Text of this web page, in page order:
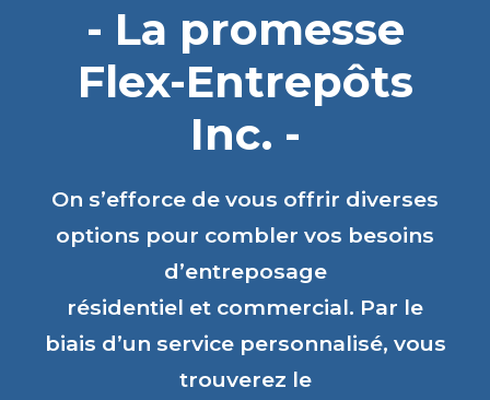
- La promesse
Flex-Entrepôts
Inc. -
On s’efforce de vous offrir diverses
options pour combler vos besoins
d’entreposage
résidentiel et commercial. Par le
biais d’un service personnalisé, vous
trouverez le